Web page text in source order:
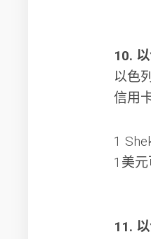
10.
以色
信用
1
1美元
11.